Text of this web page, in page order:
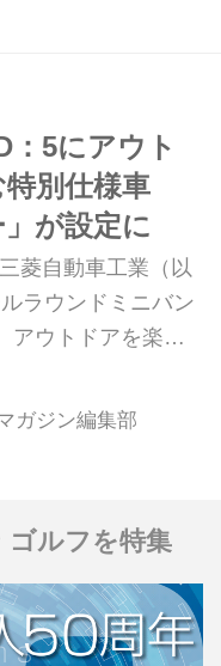
：5にアウト
特別仕様車
」が設定に
菱自動車工業（以
ラウンドミニバン
アウトドアを楽し
（ジャスパ
売した。
ガジン編集部
ゴルフを特集